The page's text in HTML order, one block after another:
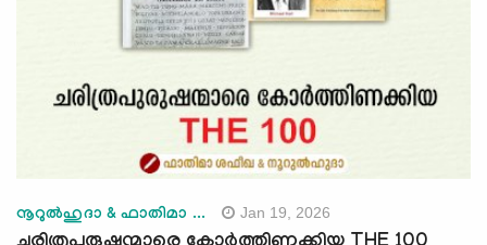
നൂറുല്‍ഹുദാ & ഫാതിമാ ... Jan 19, 2026